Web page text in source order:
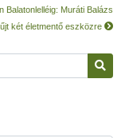
Balatonlelléig: Muráti Balázs
két életmentő eszközre